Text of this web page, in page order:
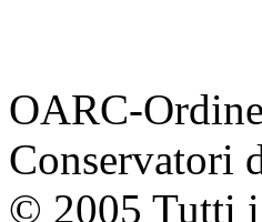
OARC-
Conservatori
© 2005 Tutti